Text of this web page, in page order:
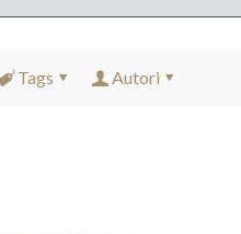
Tags Autori